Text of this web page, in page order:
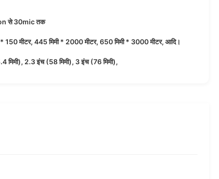
से 30mic तक
* 150 मीटर, 445 मिमी * 2000 मीटर, 650 मिमी * 3000 मीटर, आदि।
मिमी), 2.3 इंच (58 मिमी), 3 इंच (76 मिमी),